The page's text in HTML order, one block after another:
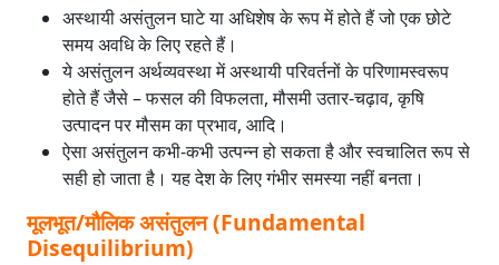
अस्थायी असंतुलन घाटे या अधिशेष के रूप में होते हैं जो एक छोटे
समय अवधि के लिए रहते हैं।
ये असंतुलन अर्थव्यवस्था में अस्थायी परिवर्तनों के परिणामस्वरूप
होते हैं जैसे – फसल की विफलता, मौसमी उतार-चढ़ाव, कृषि
उत्पादन पर मौसम का प्रभाव, आदि।
ऐसा असंतुलन कभी-कभी उत्पन्न हो सकता है और स्वचालित रूप से
सही हो जाता है। यह देश के लिए गंभीर समस्या नहीं बनता।
मूलभूत/मौलिक असंतुलन (Fundamental
Disequilibrium)